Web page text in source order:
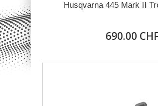
Husqvarna 445 Mark II
690.00